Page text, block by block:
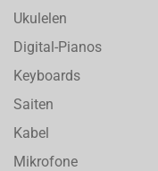
Ukulelen
Digital-Pianos
Keyboards
Saiten
Kabel
Mikrofone